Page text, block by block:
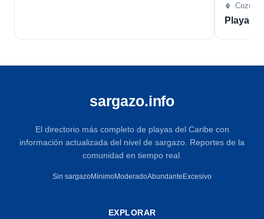
Playa
sargazo.info
El directorio más completo de playas del Caribe con
información actualizada del nivel de sargazo. Reportes de la
comunidad en tiempo real.
Sin sargazoMínimoModeradoAbundanteExcesivo
EXPLORAR